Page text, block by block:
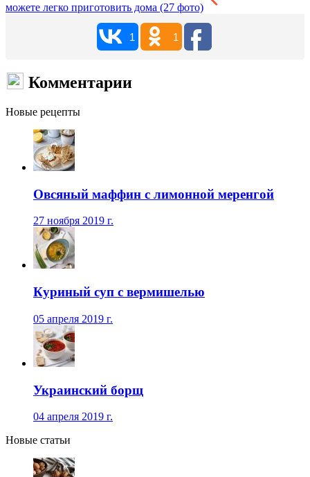
можете легко приготовить дома (27 фото)
1 1
Комментарии
Новые рецепты
Овсяный маффин с лимонной меренгой
27 ноября 2019 г.
Куриный суп с вермишелью
05 апреля 2019 г.
Украинский борщ
04 апреля 2019 г.
Новые статьи